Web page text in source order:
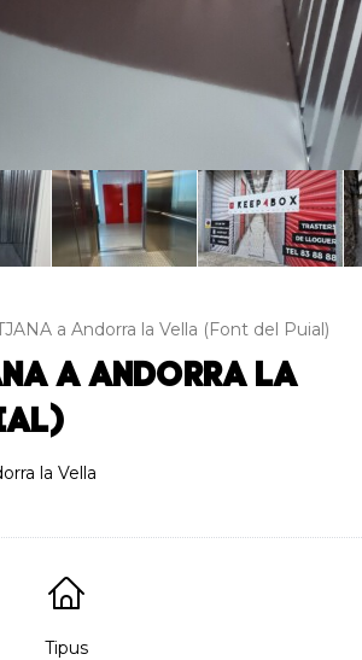
a Andorra la Vella (Font del Puial)
A ANDORRA LA
la Vella
Tipus